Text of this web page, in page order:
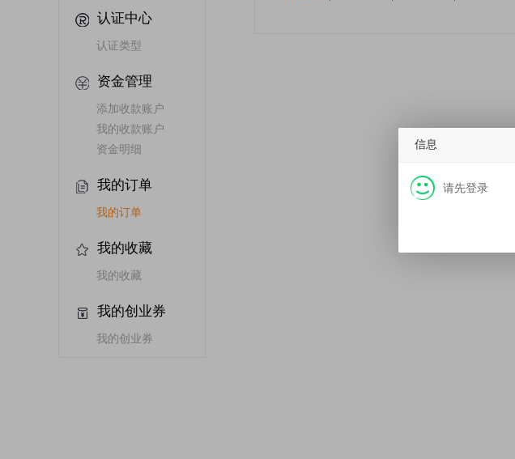
认证中心
认证类型
资金管理
添加收款账户
我的收款账户
资金明细
我的订单
我的订单
我的收藏
我的收藏
我的创业券
我的创业券
信息
请先登录